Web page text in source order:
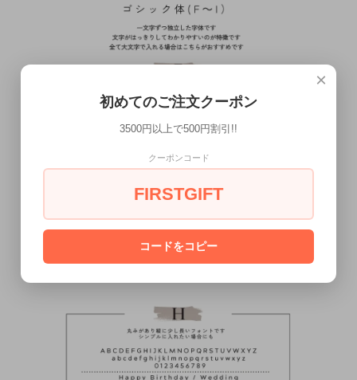
×
初めてのご注文クーポン
3500円以上で500円割引!!
クーポンコード
FIRSTGIFT
コードをコピー